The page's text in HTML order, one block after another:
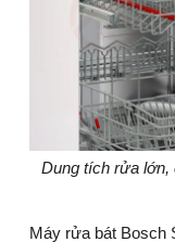
Dung tích rửa lớn,
Máy rửa bát Bosch